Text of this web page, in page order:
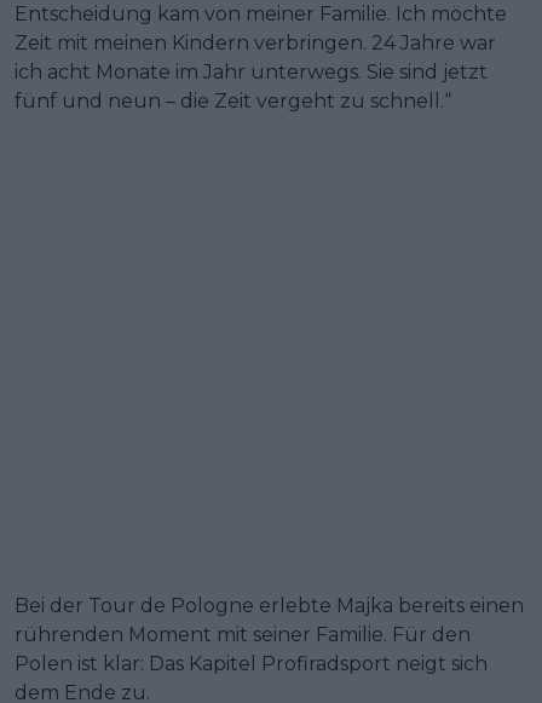
Entscheidung kam von meiner Familie. Ich möchte
Zeit mit meinen Kindern verbringen. 24 Jahre war
ich acht Monate im Jahr unterwegs. Sie sind jetzt
fünf und neun – die Zeit vergeht zu schnell.“
Bei der Tour de Pologne erlebte Majka bereits einen
rührenden Moment mit seiner Familie. Für den
Polen ist klar: Das Kapitel Profiradsport neigt sich
dem Ende zu.